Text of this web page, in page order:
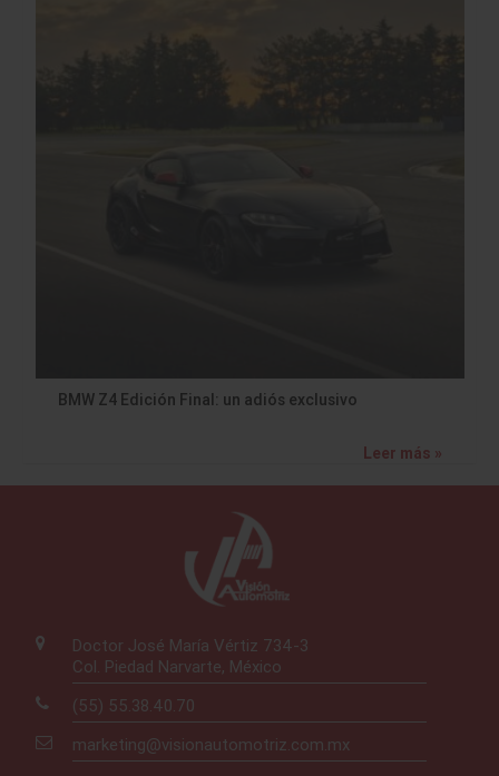
BMW Z4 Edición Final: un adiós exclusivo
Leer más »
Doctor José María Vértiz 734-3
Col. Piedad Narvarte, México
(55) 55.38.40.70
marketing@visionautomotriz.com.mx